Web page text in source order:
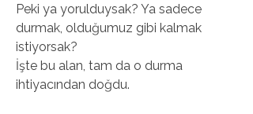
Peki ya yorulduysak? Ya sadece
durmak, olduğumuz gibi kalmak
istiyorsak?
İşte bu alan, tam da o durma
ihtiyacından doğdu.